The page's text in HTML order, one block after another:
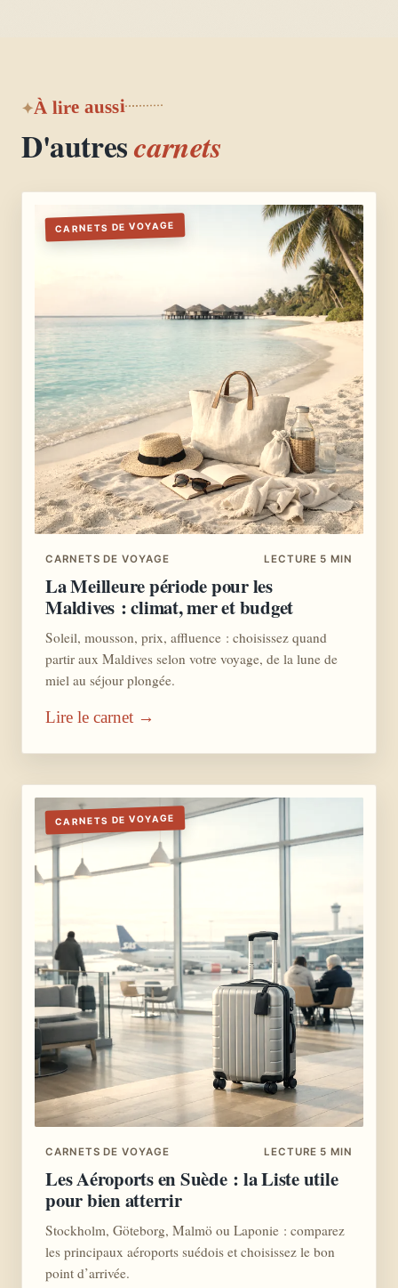
À lire aussi
D'autrescarnets
CARNETS DE VOYAGE
CARNETS DE VOYAGE LECTURE 5 MIN
La Meilleure période pour les
Maldives : climat, mer et budget
Soleil, mousson, prix, affluence : choisissez quand
partir aux Maldives selon votre voyage, de la lune de
miel au séjour plongée.
Lire le carnet →
CARNETS DE VOYAGE
CARNETS DE VOYAGE LECTURE 5 MIN
Les Aéroports en Suède : la Liste utile
pour bien atterrir
Stockholm, Göteborg, Malmö ou Laponie : comparez
les principaux aéroports suédois et choisissez le bon
point d’arrivée.